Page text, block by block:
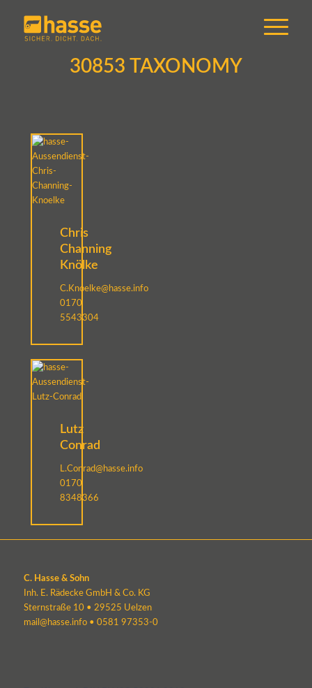
30853 TAXONOMY
Chris
Channing
Knölke
C.Knoelke@hasse.info
0170
5543304
Lutz
Conrad
L.Conrad@hasse.info
0170
8348366
C. Hasse & Sohn
Inh. E. Rädecke GmbH & Co. KG
Sternstraße 10 • 29525 Uelzen
mail@hasse.info• 0581 97353-0